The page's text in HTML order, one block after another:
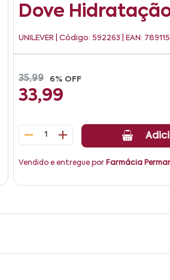
Dove
UNILEVER | Código: 592263 | EAN:
35,99 6% OFF
33,99
1
Vendido e entregue por Farmácia